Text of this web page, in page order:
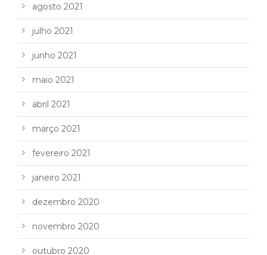
agosto 2021
julho 2021
junho 2021
maio 2021
abril 2021
março 2021
fevereiro 2021
janeiro 2021
dezembro 2020
novembro 2020
outubro 2020